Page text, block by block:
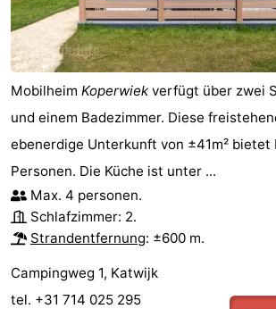
Mobilheim Koperwiek verfügt über zwei
und einem Badezimmer. Diese
ebenerdige Unterkunft von ±41m² bietet
Personen. Die Küche ist unter ...
Max. 4 personen.
Schlafzimmer: 2.
Strandentfernung: ±600 m.
Campingweg 1, Katwijk
tel. +31 714 025 295